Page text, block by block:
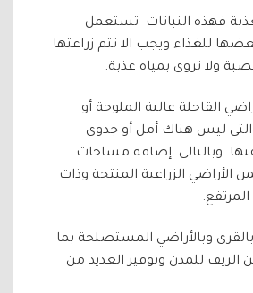
فهذه النباتات تستعمل
للغذاء ويجب الا تتم زراعتها
ولا تروى بمياه عذبة.
القاحلة عالية الملوحة أو
ليس هناك أمل أو جدوى
وبالتالى إضافة مساحات
الزراعية المنتجة وذات
بالقرى وبالأراضي المستصلحة بما
الريف للمدن وتوفير العديد من